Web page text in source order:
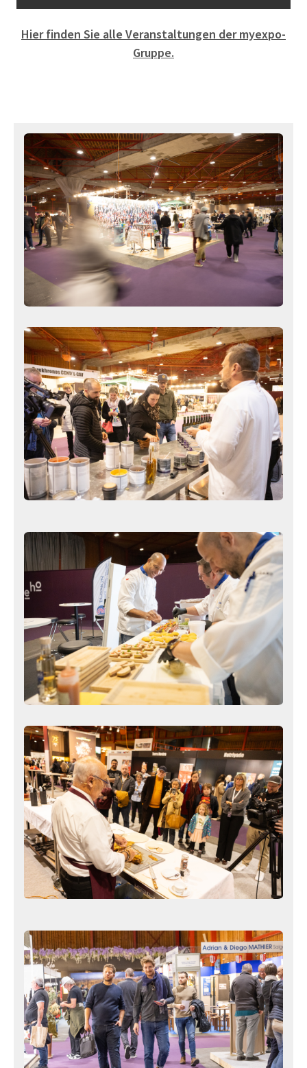
Hier finden Sie alle Veranstaltungen der myexpo-
Gruppe.